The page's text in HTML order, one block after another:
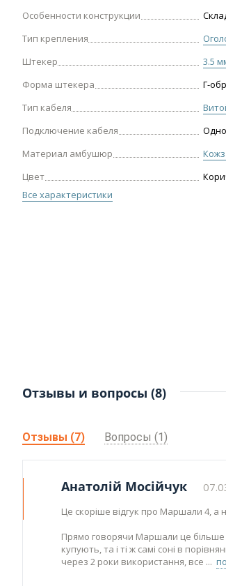
Особенности конструкции
Тип крепления
Штекер
3.5
Форма штекера
Г-
Тип кабеля
Подключение кабеля
Материал амбушюр
Цвет
Все характеристики
Отзывы и вопросы (8)
Отзывы (7) Вопросы (1)
Анатолій Мосійчук
Це скоріше відгук про Маршали 4,
Прямо говорячи Маршали це більше
купують, та і ті ж самі соні в
через 2 роки використання, все